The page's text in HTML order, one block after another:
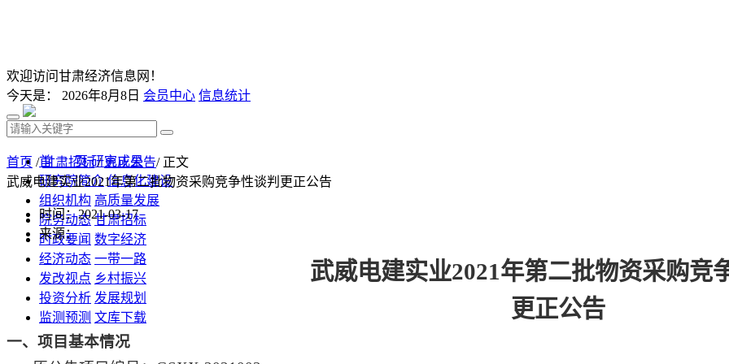
欢迎访问甘肃经济信息网！
今天是： 2026年8月8日 会员中心 信息统计
首 页 研究成果
研究院简介 信息化建设
组织机构 高质量发展
院务动态 甘肃招标
时政要闻 数字经济
经济动态 一带一路
发改视点 乡村振兴
投资分析 发展规划
监测预测 文库下载
首页 /甘肃招标/更正公告/ 正文
武威电建实业2021年第二批物资采购竞争性谈判更正公告
时间：2021-03-17
来源：
武威电建实业2021年第二批物资采购竞
更正公告
一、项目基本情况